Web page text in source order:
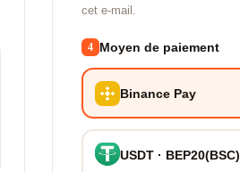
cet e-mail.
4 Moyen de paiement
Binance Pay
USDT · BEP20(BSC)